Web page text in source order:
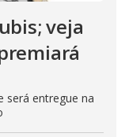
veja
será entregue na